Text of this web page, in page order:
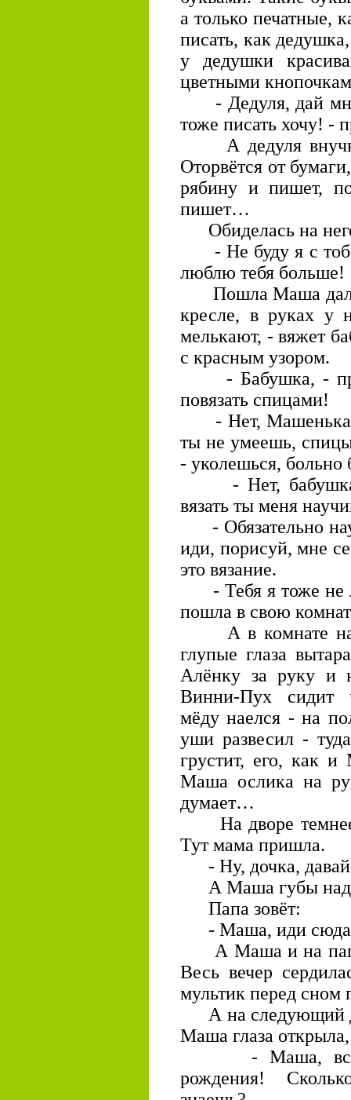
а только печатные,
писать, как
у дедушки
цветными
- Дедуля, дай
тоже писать хочу! -
А дедуля
Оторвётся от
рябину и пишет,
пишет…
Обиделась на
- Не буду я с
люблю тебя больше!
Пошла Маша
кресле, в руках у
мелькают, - вяжет
с красным узором.
- Бабушка, -
повязать спицами!
- Нет, Машенька, -
ты не умеешь,
- уколешься, больно
- Нет, бабушка,
вязать ты меня
- Обязательно
иди, порисуй, мне
это вязание.
- Тебя я тоже не
пошла в свою
А в комнате на
глупые глаза
Алёнку за руку и
Винни-Пух сидит
мёду наелся - на
уши развесил -
грустит, его, как
Маша ослика на
думает…
На дворе
Тут мама пришла.
- Ну, дочка, давай
А Маша губы
Папа зовёт:
- Маша, иди сюда,
А Маша и на папу
Весь вечер
мультик перед сном
А на следующий
Маша глаза
- Маша,
рождения!